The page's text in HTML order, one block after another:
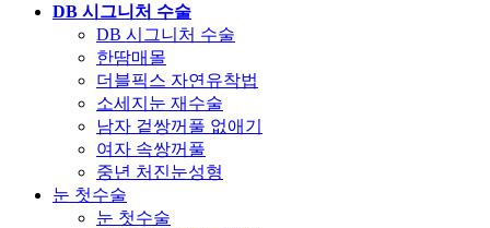
DB 시그니처 수술
DB 시그니처 수술
한땀매몰
더블픽스 자연유착법
소세지눈 재수술
남자 겉쌍꺼풀 없애기
여자 속쌍꺼풀
중년 처진눈성형
눈 첫수술
눈 첫수술